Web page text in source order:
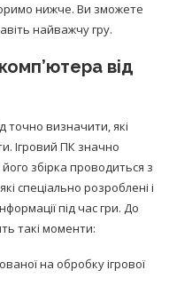
нижче. Ви зможете
найважчу гру.
від
точно визначити, які
Ігровий ПК значно
його збірка проводиться з
спеціально розроблені і
під час гри. До
такі моменти:
на обробку ігрової